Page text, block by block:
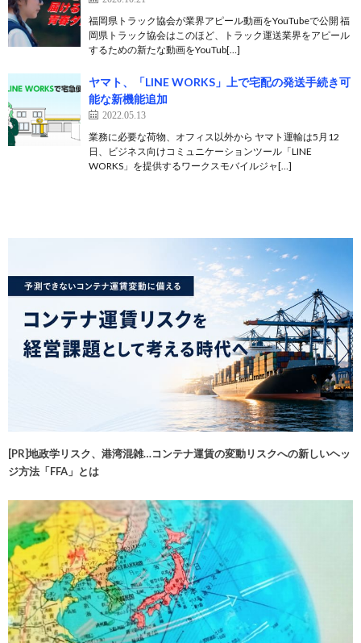
福岡県トラック協会が業界アピール動画をYouTubeで公開 福
岡県トラック協会はこのほど、トラック運送業界をアピール
するための新たな動画をYouTub[…]
ヤマト、「LINE WORKS」上で宅配の発送手続き可
能な新機能追加
2022.05.13
業務に必要な荷物、オフィス以外から ヤマト運輸は5月12
日、ビジネス向けコミュニケーションツール「LINE
WORKS」を提供するワークスモバイルジャ[…]
[PR]地政学リスク、港湾混雑…コンテナ運賃の変動リスクへの新しいヘッ
ジ方法「FFA」とは